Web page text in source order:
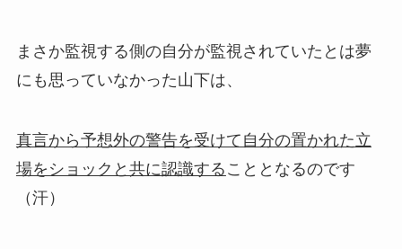
まさか監視する側の自分が監視されていたとは夢
にも思っていなかった山下は、
真言から予想外の警告を受けて自分の置かれた立
場をショックと共に認識する こととなるのです
（汗）